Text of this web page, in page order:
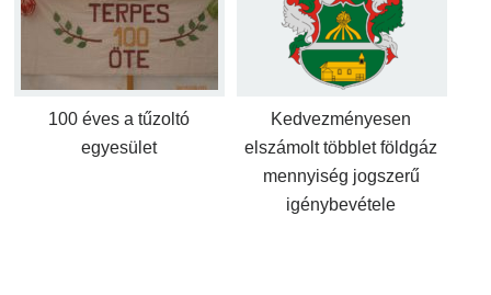
100 éves a tűzoltó
egyesület
Kedvezményesen
elszámolt többlet földgáz
mennyiség jogszerű
igénybevétele